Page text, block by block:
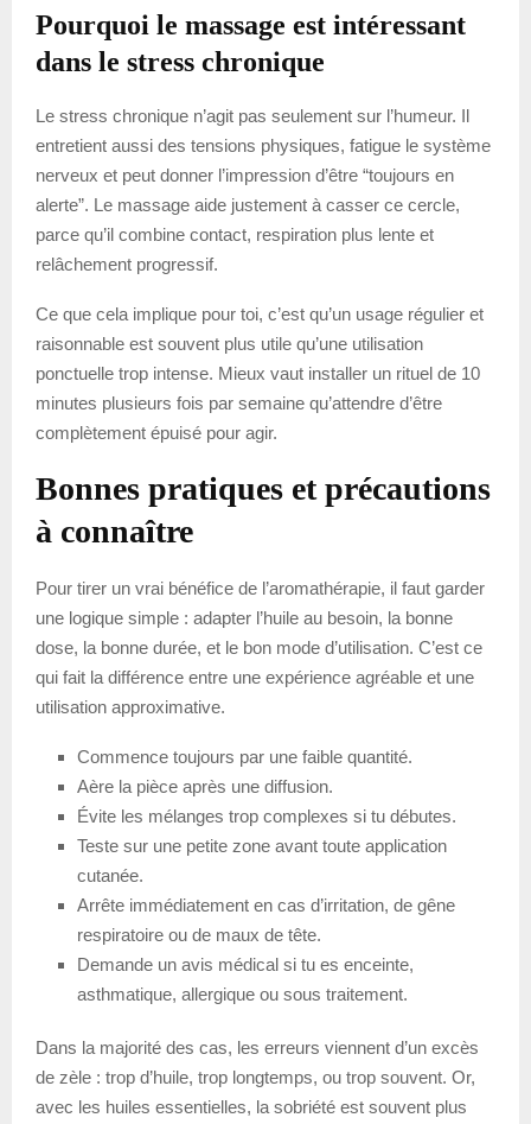
Pourquoi le massage est intéressant
dans le stress chronique
Le stress chronique n’agit pas seulement sur l’humeur. Il
entretient aussi des tensions physiques, fatigue le système
nerveux et peut donner l’impression d’être “toujours en
alerte”. Le massage aide justement à casser ce cercle,
parce qu’il combine contact, respiration plus lente et
relâchement progressif.
Ce que cela implique pour toi, c’est qu’un usage régulier et
raisonnable est souvent plus utile qu’une utilisation
ponctuelle trop intense. Mieux vaut installer un rituel de 10
minutes plusieurs fois par semaine qu’attendre d’être
complètement épuisé pour agir.
Bonnes pratiques et précautions
à connaître
Pour tirer un vrai bénéfice de l’aromathérapie, il faut garder
une logique simple : adapter l’huile au besoin, la bonne
dose, la bonne durée, et le bon mode d’utilisation. C’est ce
qui fait la différence entre une expérience agréable et une
utilisation approximative.
Commence toujours par une faible quantité.
Aère la pièce après une diffusion.
Évite les mélanges trop complexes si tu débutes.
Teste sur une petite zone avant toute application
cutanée.
Arrête immédiatement en cas d’irritation, de gêne
respiratoire ou de maux de tête.
Demande un avis médical si tu es enceinte,
asthmatique, allergique ou sous traitement.
Dans la majorité des cas, les erreurs viennent d’un excès
de zèle : trop d’huile, trop longtemps, ou trop souvent. Or,
avec les huiles essentielles, la sobriété est souvent plus